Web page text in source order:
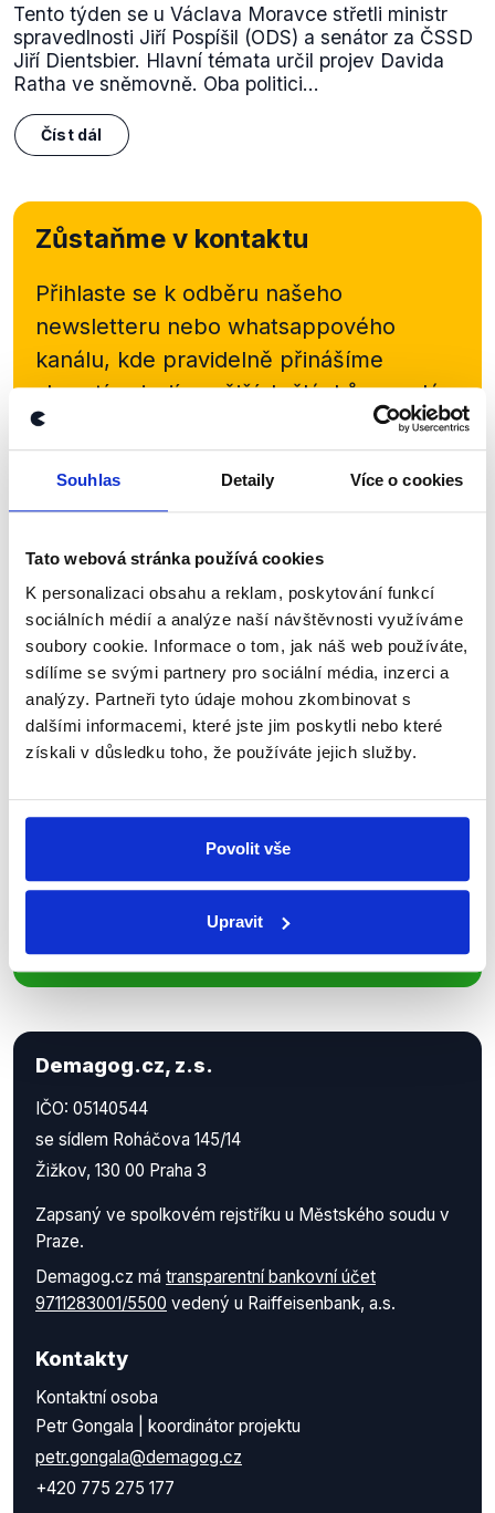
Souhlas Detaily Více o cookies
Tato webová stránka používá cookies
K personalizaci obsahu a reklam, poskytování funkcí
sociálních médií a analýze naší návštěvnosti využíváme
soubory cookie. Informace o tom, jak náš web používáte,
sdílíme se svými partnery pro sociální média, inzerci a
analýzy. Partneři tyto údaje mohou zkombinovat s
dalšími informacemi, které jste jim poskytli nebo které
získali v důsledku toho, že používáte jejich služby.
Povolit vše
Upravit
Tento týden se u Václava Moravce střetli ministr
spravedlnosti Jiří Pospíšil (ODS) a senátor za ČSSD
Jiří Dientsbier. Hlavní témata určil projev Davida
Ratha ve sněmovně. Oba politici...
Číst dál
Zůstaňme v kontaktu
Přihlaste se k odběru našeho
newsletteru nebo whatsappového
kanálu, kde pravidelně přinášíme
shrnutí nejzajímavějších článků a analýz.
Začněte nás odebírat, a mějte tak
přehled o tom, jaké dezinformace a
nepravdy se zrovna v Česku šíří.
Newsletter WhatsApp
Sociální sítě
Nenechte si ujít nejnovější události
z Demagog.cz. Sdílením našich
práci.
Demagog.cz, z.s.
IČO: 05140544
se sídlem Roháčova 145/14
Žižkov, 130 00 Praha 3
Zapsaný ve spolkovém rejstříku u Městského soudu v
Praze.
Demagog.cz má transparentní bankovní účet
9711283001/5500 vedený u Raiffeisenbank, a.s.
Kontakty
Kontaktní osoba
Petr Gongala | koordinátor projektu
petr.gongala@demagog.cz
+420 775 275 177